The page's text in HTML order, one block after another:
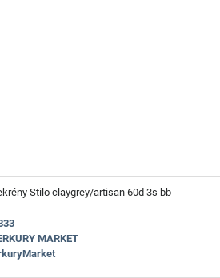
Stilo claygrey/artisan 60d 3s bb
MARKET